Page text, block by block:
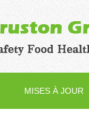
MISES À JOUR